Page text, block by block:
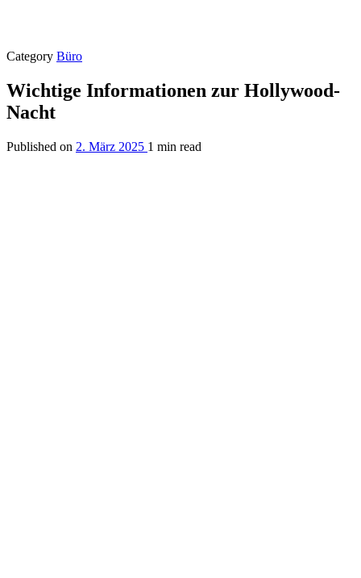
Category Büro
Wichtige Informationen zur Hollywood-
Nacht
Published on 2. März 2025 1 min read